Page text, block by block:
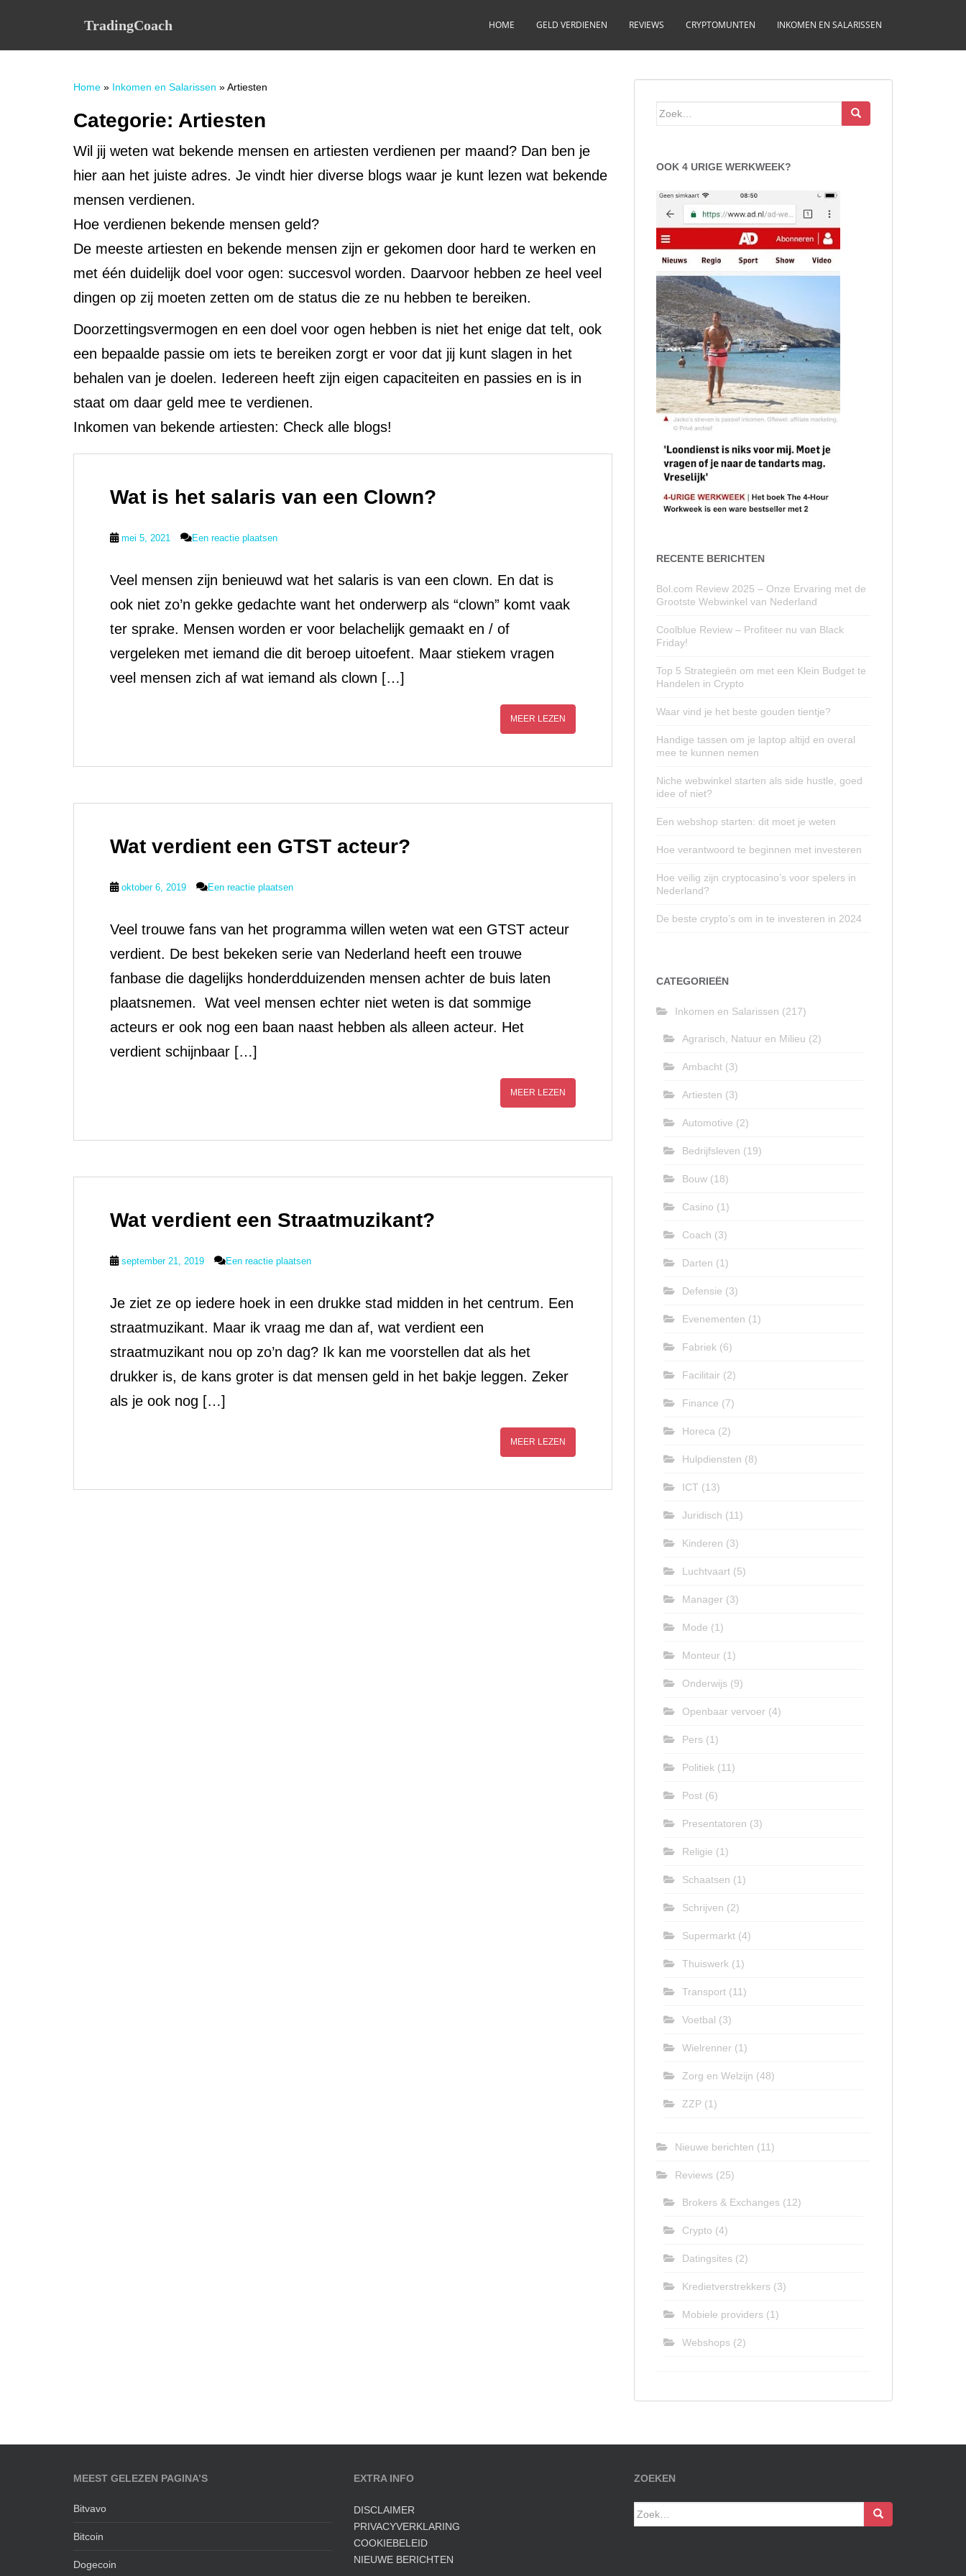
TradingCoach HOME GELD VERDIENEN REVIEWS CRYPTOMUNTEN INKOMEN EN SALARISSEN
Home » Inkomen en Salarissen »Artiesten
Categorie: Artiesten
Wil jij weten wat bekende mensen en artiesten verdienen per maand? Dan ben je
hier aan het juiste adres. Je vindt hier diverse blogs waar je kunt lezen wat bekende
mensen verdienen.
Hoe verdienen bekende mensen geld?
De meeste artiesten en bekende mensen zijn er gekomen door hard te werken en
met één duidelijk doel voor ogen: succesvol worden. Daarvoor hebben ze heel veel
dingen op zij moeten zetten om de status die ze nu hebben te bereiken.
Doorzettingsvermogen en een doel voor ogen hebben is niet het enige dat telt, ook
een bepaalde passie om iets te bereiken zorgt er voor dat jij kunt slagen in het
behalen van je doelen. Iedereen heeft zijn eigen capaciteiten en passies en is in
staat om daar geld mee te verdienen.
Inkomen van bekende artiesten: Check alle blogs!
Wat is het salaris van een Clown?
mei 5, 2021 Een reactie plaatsen
Veel mensen zijn benieuwd wat het salaris is van een clown. En dat is
ook niet zo’n gekke gedachte want het onderwerp als “clown” komt vaak
ter sprake. Mensen worden er voor belachelijk gemaakt en / of
vergeleken met iemand die dit beroep uitoefent. Maar stiekem vragen
veel mensen zich af wat iemand als clown […]
MEER LEZEN
Wat verdient een GTST acteur?
oktober 6, 2019 Een reactie plaatsen
Veel trouwe fans van het programma willen weten wat een GTST acteur
verdient. De best bekeken serie van Nederland heeft een trouwe
fanbase die dagelijks honderdduizenden mensen achter de buis laten
plaatsnemen. Wat veel mensen echter niet weten is dat sommige
acteurs er ook nog een baan naast hebben als alleen acteur. Het
verdient schijnbaar […]
MEER LEZEN
Wat verdient een Straatmuzikant?
september 21, 2019 Een reactie plaatsen
Je ziet ze op iedere hoek in een drukke stad midden in het centrum. Een
straatmuzikant. Maar ik vraag me dan af, wat verdient een
straatmuzikant nou op zo’n dag? Ik kan me voorstellen dat als het
drukker is, de kans groter is dat mensen geld in het bakje leggen. Zeker
als je ook nog […]
MEER LEZEN
Zoek
OOK 4 URIGE WERKWEEK?
RECENTE BERICHTEN
Bol.com Review 2025 – Onze Ervaring met de
Grootste Webwinkel van Nederland
Coolblue Review – Profiteer nu van Black
Friday!
Top 5 Strategieën om met een Klein Budget te
Handelen in Crypto
Waar vind je het beste gouden tientje?
Handige tassen om je laptop altijd en overal
mee te kunnen nemen
Niche webwinkel starten als side hustle, goed
idee of niet?
Een webshop starten: dit moet je weten
Hoe verantwoord te beginnen met investeren
Hoe veilig zijn cryptocasino’s voor spelers in
Nederland?
De beste crypto’s om in te investeren in 2024
CATEGORIEËN
Inkomen en Salarissen (217)
Agrarisch, Natuur en Milieu (2)
Ambacht (3)
Artiesten (3)
Automotive (2)
Bedrijfsleven (19)
Bouw (18)
Casino (1)
Coach (3)
Darten (1)
Defensie (3)
Evenementen (1)
Fabriek (6)
Facilitair (2)
Finance (7)
Horeca (2)
Hulpdiensten (8)
ICT (13)
Juridisch (11)
Kinderen (3)
Luchtvaart (5)
Manager (3)
Mode (1)
Monteur (1)
Onderwijs (9)
Openbaar vervoer (4)
Pers (1)
Politiek (11)
Post (6)
Presentatoren (3)
Religie (1)
Schaatsen (1)
Schrijven (2)
Supermarkt (4)
Thuiswerk (1)
Transport (11)
Voetbal (3)
Wielrenner (1)
Zorg en Welzijn (48)
ZZP (1)
Nieuwe berichten (11)
Reviews (25)
Brokers & Exchanges (12)
Crypto (4)
Datingsites (2)
Kredietverstrekkers (3)
Mobiele providers (1)
Webshops (2)
MEEST GELEZEN PAGINA’S
Bitvavo
Bitcoin
Dogecoin
EXTRA INFO
DISCLAIMER
PRIVACYVERKLARING
COOKIEBELEID
NIEUWE BERICHTEN
ZOEKEN
Zoek
naar: